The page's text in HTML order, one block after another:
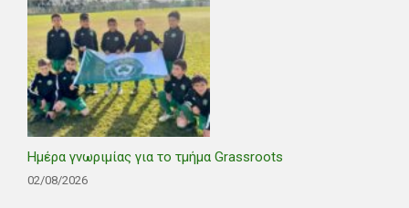
Ημέρα γνωριμίας για το τμήμα Grassroots
02/08/2026